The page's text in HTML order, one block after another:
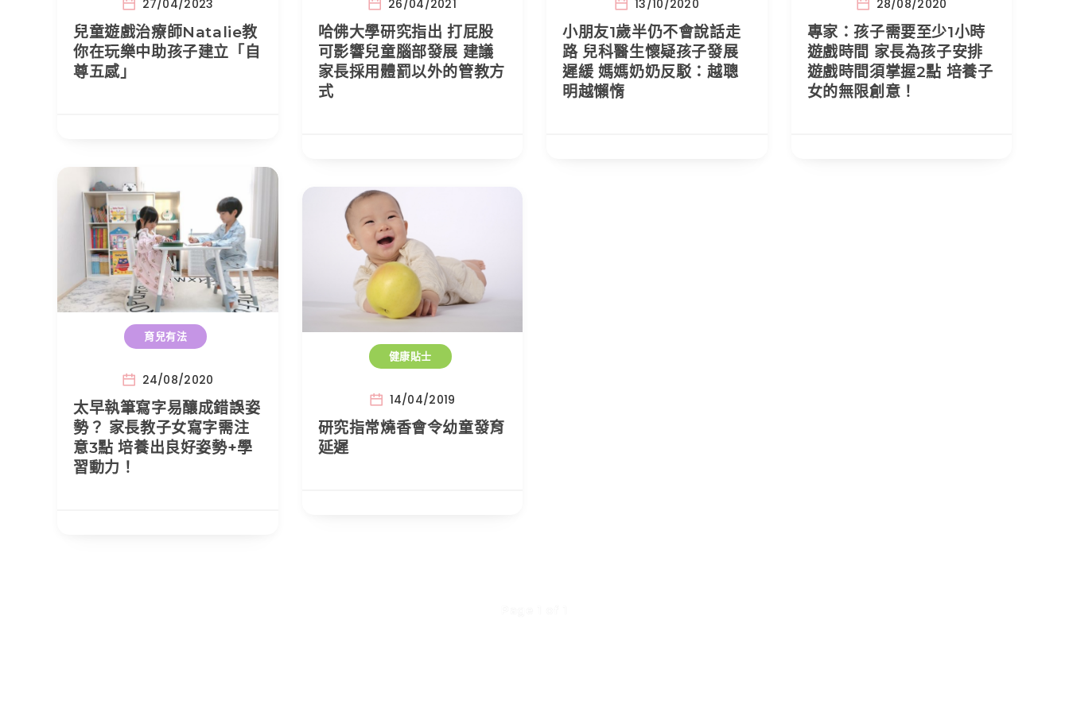
27/04/2023
兒童遊戲治療師Natalie教
你在玩樂中助孩子建立「自
尊五感」
26/04/2021
哈佛大學研究指出 打屁股
可影響兒童腦部發展 建議
家長採用體罰以外的管教方
式
13/10/2020
小朋友1歲半仍不會說話走
路 兒科醫生懷疑孩子發展
遲緩 媽媽奶奶反駁：越聰
明越懶惰
28/08/2020
專家：孩子需要至少1小時
遊戲時間 家長為孩子安排
遊戲時間須掌握2點 培養子
女的無限創意！
育兒有法
24/08/2020
太早執筆寫字易釀成錯誤姿
勢？ 家長教子女寫字需注
意3點 培養出良好姿勢+學
習動力！
健康貼士
14/04/2019
研究指常燒香會令幼童發育
延遲